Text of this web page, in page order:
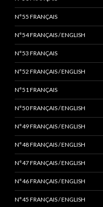
N°55 FRANÇAIS
N°54 FRANÇAIS / ENGLISH
N°53 FRANÇAIS
N°52 FRANÇAIS / ENGLISH
N°51 FRANÇAIS
N°50 FRANÇAIS / ENGLISH
N°49 FRANÇAIS / ENGLISH
N°48 FRANÇAIS / ENGLISH
N°47 FRANÇAIS / ENGLISH
N°46 FRANÇAIS / ENGLISH
N°45 FRANÇAIS / ENGLISH